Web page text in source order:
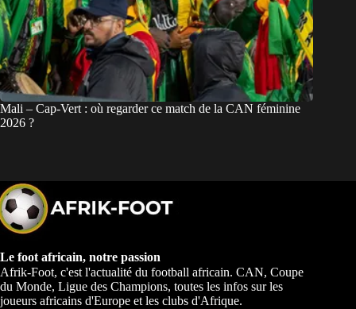
Mali – Cap-Vert : où regarder ce match de la CAN féminine
2026 ?
Le foot africain, notre passion
Afrik-Foot, c'est l'actualité du football africain. CAN, Coupe
du Monde, Ligue des Champions, toutes les infos sur les
joueurs africains d'Europe et les clubs d'Afrique.